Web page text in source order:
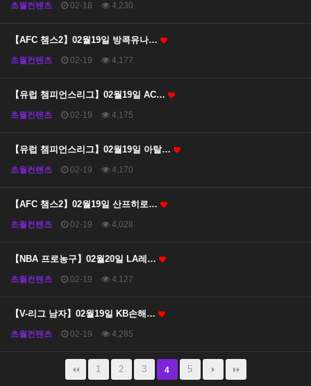
초월컨텐츠 02-18 4,230
【AFC 챔스2】02월19일 방콕유나…
초월컨텐츠 02-19 4,177
【유럽 챔피언스리그】02월19일 AC…
초월컨텐츠 02-19 4,175
【유럽 챔피언스리그】02월19일 아탈…
초월컨텐츠 02-19 4,170
【AFC 챔스2】02월19일 산프히로…
초월컨텐츠 02-19 4,028
【NBA 프로농구】02월20일 LA레…
초월컨텐츠 02-19 4,127
【V-리그 남자】02월19일 KB손해…
초월컨텐츠 02-19 4,285
1 2 3 4 5